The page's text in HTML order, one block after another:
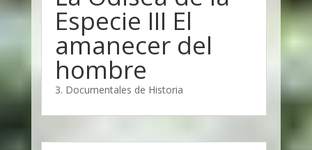
Especie III El
amanecer del
hombre
3. Documentales de Historia